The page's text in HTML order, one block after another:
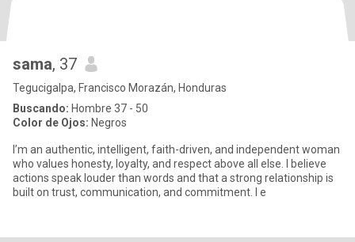
sama, 37
Tegucigalpa, Francisco Morazán, Honduras
Buscando: Hombre 37 - 50
Color de Ojos: Negros
I’m an authentic, intelligent, faith-driven, and independent woman
who values honesty, loyalty, and respect above all else. I believe
actions speak louder than words and that a strong relationship is
built on trust, communication, and commitment. I e